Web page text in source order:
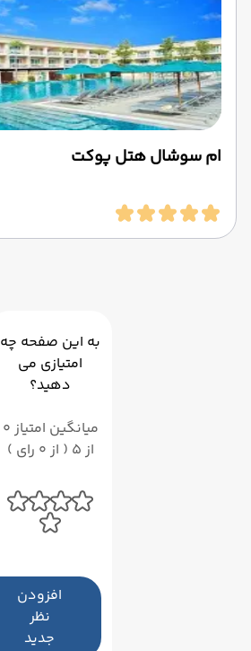
ام سوشال هتل پوکت
به این صفحه چه
امتیازی می
دهید؟
میانگین امتیاز 0
از 5 ( از 0 رای )
افزودن
نظر
جدید